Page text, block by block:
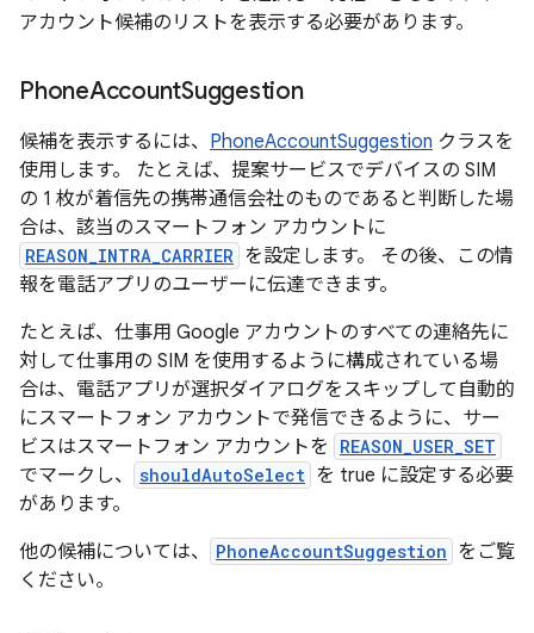
アカウント候補のリストを表示する必要があります。
PhoneAccountSuggestion
候補を表示するには、 PhoneAccountSuggestion クラスを
使用します。 たとえば、提案サービスでデバイスの SIM
の 1 枚が着信先の携帯通信会社のものであると判断した場
合は、該当のスマートフォン アカウントに
REASON_INTRA_CARRIER を設定します。 その後、この情
報を電話アプリのユーザーに伝達できます。
たとえば、仕事用 Google アカウントのすべての連絡先に
対して仕事用の SIM を使用するように構成されている場
合は、電話アプリが選択ダイアログをスキップして自動的
にスマートフォン アカウントで発信できるように、サー
ビスはスマートフォン アカウントを
REASON_USER_SET
でマークし、 shouldAutoSelect を true に設定する必要
があります。
他の候補については、
PhoneAccountSuggestion をご覧
ください。